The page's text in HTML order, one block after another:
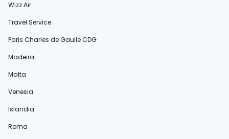
Wizz Air
Travel Service
Paris Charles de Gaulle CDG
Madeira
Malta
Venesia
Islandia
Roma